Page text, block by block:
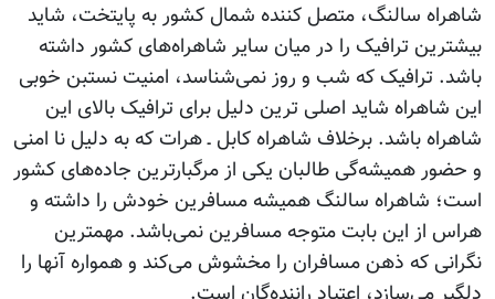
شاهراه سالنگ، متصل کننده شمال کشور به پایتخت، شاید
بیشترین ترافیک را در میان سایر شاهراه‌های کشور داشته
باشد. ترافیک که شب و روز نمی‌شناسد، امنیت نستبن خوبی
این شاهراه شاید اصلی ترین دلیل برای ترافیک بالای این
شاهراه باشد. برخلاف شاهراه کابل ـ هرات که به دلیل نا امنی
و حضور همیشه‌گی طالبان یکی از مرگبار‌ترین جاده‌های کشور
است؛‌ شاهراه سالنگ همیشه مسافرین خودش را داشته و
هراس از این بابت متوجه مسافرین نمی‌باشد. مهمترین
نگرانی که ذهن مسافران را مخشوش می‌کند و همواره آنها را